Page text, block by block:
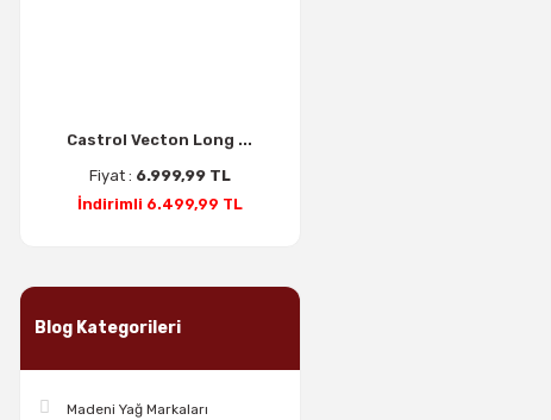
Castrol Vecton Long ...
Fiyat : 6.999,99 TL
İndirimli 6.499,99 TL
Blog Kategorileri
Madeni Yağ Markaları